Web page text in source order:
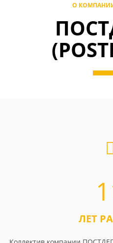
О
ЛЕТ